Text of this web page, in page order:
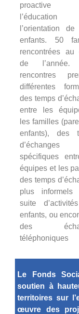
proactive
l’orientation
enfants. 50
rencontrées au
de l’année.
rencontres
différentes
des temps
entre les
les familles
enfants), des
d’échanges
spécifiques
équipes et les
des temps
plus
suite
enfants, ou
des
téléphoniques
Le Fonds
soutien à
territoires sur
œuvre des